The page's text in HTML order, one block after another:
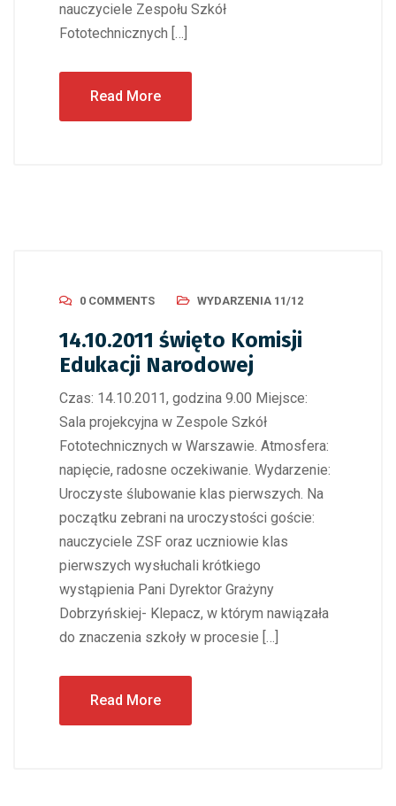
nauczyciele Zespołu Szkół
Fototechnicznych […]
Read More
0 COMMENTS WYDARZENIA 11/12
14.10.2011 święto Komisji
Edukacji Narodowej
Czas: 14.10.2011, godzina 9.00 Miejsce:
Sala projekcyjna w Zespole Szkół
Fototechnicznych w Warszawie. Atmosfera:
napięcie, radosne oczekiwanie. Wydarzenie:
Uroczyste ślubowanie klas pierwszych. Na
początku zebrani na uroczystości goście:
nauczyciele ZSF oraz uczniowie klas
pierwszych wysłuchali krótkiego
wystąpienia Pani Dyrektor Grażyny
Dobrzyńskiej- Klepacz, w którym nawiązała
do znaczenia szkoły w procesie […]
Read More